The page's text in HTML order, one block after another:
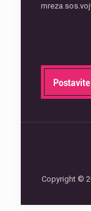
Copyright ©